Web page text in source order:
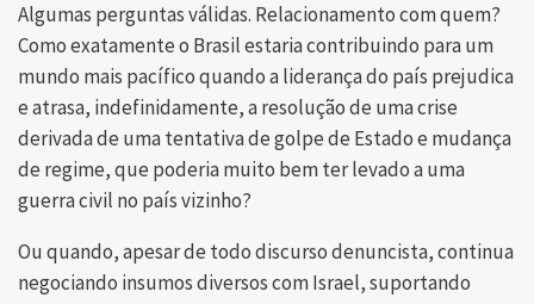
Algumas perguntas válidas. Relacionamento com quem?
Como exatamente o Brasil estaria contribuindo para um
mundo mais pacífico quando a liderança do país prejudica
e atrasa, indefinidamente, a resolução de uma crise
derivada de uma tentativa de golpe de Estado e mudança
de regime, que poderia muito bem ter levado a uma
guerra civil no país vizinho?
Ou quando, apesar de todo discurso denuncista, continua
negociando insumos diversos com Israel, suportando